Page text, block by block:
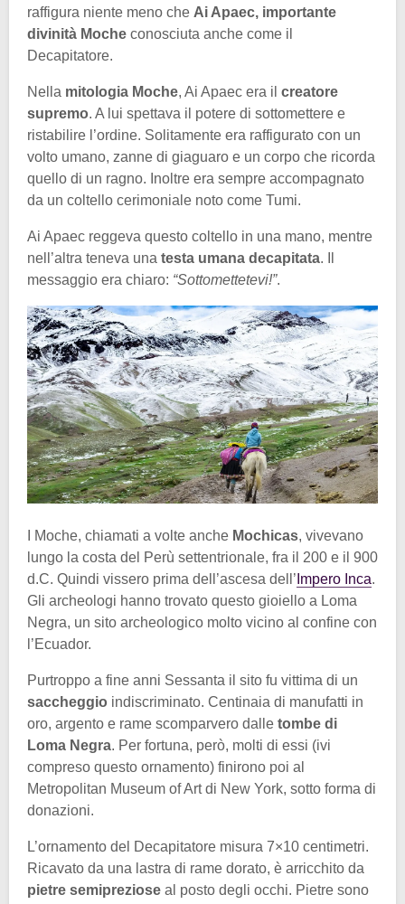
raffigura niente meno che Ai Apaec, importante
divinità Moche conosciuta anche come il
Decapitatore.
Nella mitologia Moche, Ai Apaec era il creatore
supremo. A lui spettava il potere di sottomettere e
ristabilire l’ordine. Solitamente era raffigurato con un
volto umano, zanne di giaguaro e un corpo che ricorda
quello di un ragno. Inoltre era sempre accompagnato
da un coltello cerimoniale noto come Tumi.
Ai Apaec reggeva questo coltello in una mano, mentre
nell’altra teneva una testa umana decapitata. Il
messaggio era chiaro: “Sottomettetevi!”.
I Moche, chiamati a volte anche Mochicas, vivevano
lungo la costa del Perù settentrionale, fra il 200 e il 900
d.C. Quindi vissero prima dell’ascesa dell’ Impero Inca.
Gli archeologi hanno trovato questo gioiello a Loma
Negra, un sito archeologico molto vicino al confine con
l’Ecuador.
Purtroppo a fine anni Sessanta il sito fu vittima di un
saccheggio indiscriminato. Centinaia di manufatti in
oro, argento e rame scomparvero dalle tombe di
Loma Negra. Per fortuna, però, molti di essi (ivi
compreso questo ornamento) finirono poi al
Metropolitan Museum of Art di New York, sotto forma di
donazioni.
L’ornamento del Decapitatore misura 7×10 centimetri.
Ricavato da una lastra di rame dorato, è arricchito da
pietre semipreziose al posto degli occhi. Pietre sono